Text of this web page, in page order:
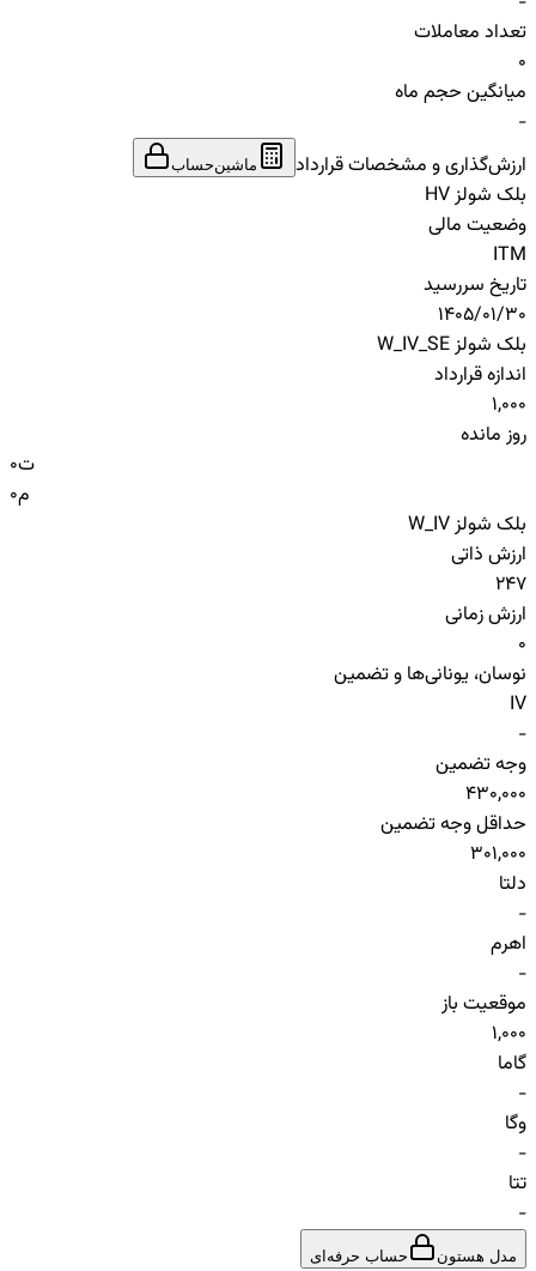
تعداد معاملات
0
میانگین حجم ماه
-
ارزش‌گذاری و مشخصات قرارداد
ماشین‌حساب
بلک شولز HV
وضعیت مالی
ITM
تاریخ سررسید
1405/01/30
بلک شولز W_IV_SE
اندازه قرارداد
1,000
روز مانده
0ت
0م
بلک شولز W_IV
ارزش ذاتی
247
ارزش زمانی
0
نوسان، یونانی‌ها و تضمین
IV
-
وجه تضمین
430,000
حداقل وجه تضمین
301,000
دلتا
-
اهرم
-
موقعیت باز
1,000
گاما
-
وگا
-
تتا
-
مدل هستون حساب حرفه‌ای